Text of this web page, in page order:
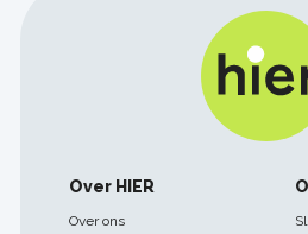
Footer
navigatie
Over HIER
Over ons